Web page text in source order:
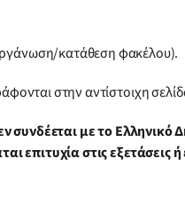
κατάθεση φακέλου).
στην αντίστοιχη
συνδέεται με το
επιτυχία στις